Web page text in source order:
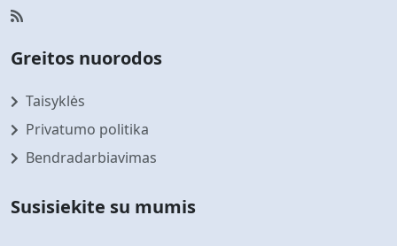
Greitos nuorodos
Taisyklės
Privatumo politika
Bendradarbiavimas
Susisiekite su mumis